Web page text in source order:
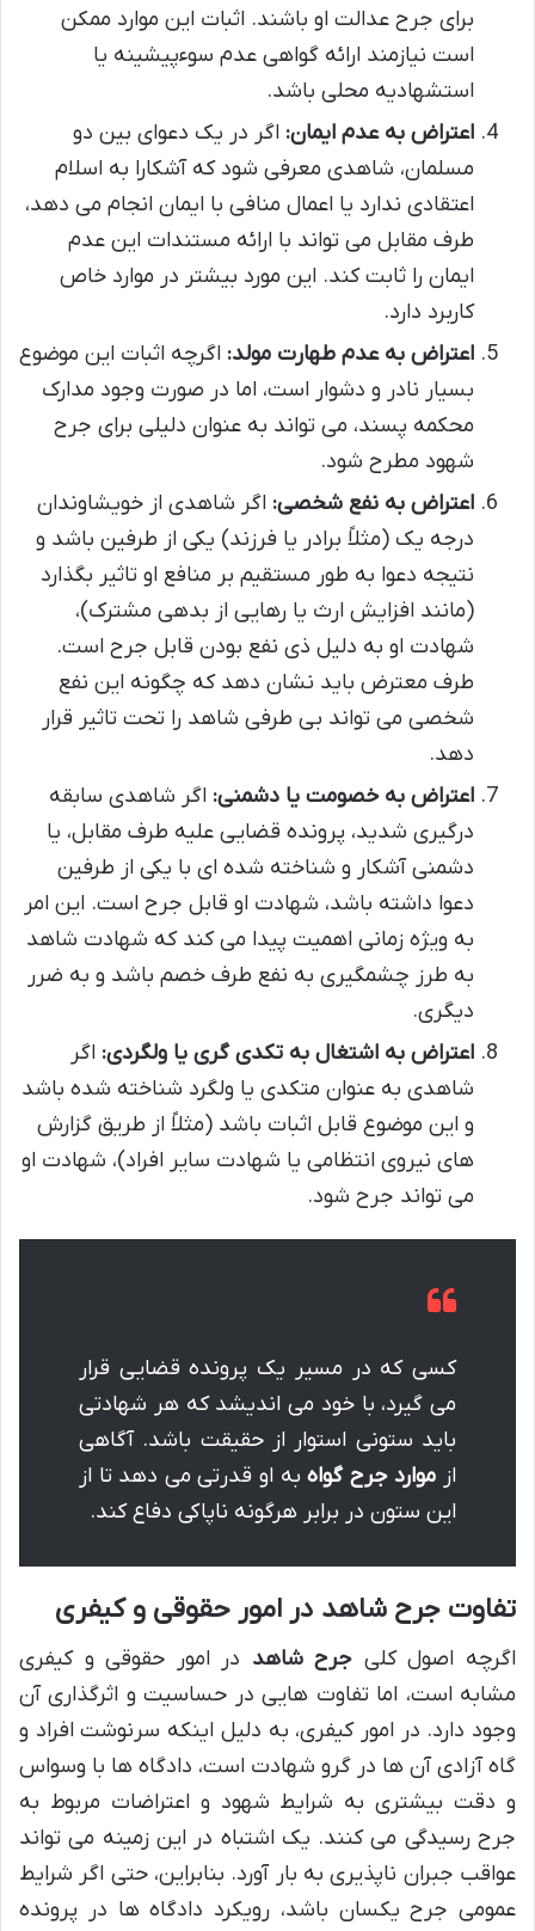
برای جرح عدالت او باشند. اثبات این موارد ممکن
است نیازمند ارائه گواهی عدم سوءپیشینه یا
استشهادیه محلی باشد.
اعتراض به عدم ایمان: اگر در یک دعوای بین دو
مسلمان، شاهدی معرفی شود که آشکارا به اسلام
اعتقادی ندارد یا اعمال منافی با ایمان انجام می دهد،
طرف مقابل می تواند با ارائه مستندات این عدم
ایمان را ثابت کند. این مورد بیشتر در موارد خاص
کاربرد دارد.
اعتراض به عدم طهارت مولد: اگرچه اثبات این موضوع
بسیار نادر و دشوار است، اما در صورت وجود مدارک
محکمه پسند، می تواند به عنوان دلیلی برای جرح
شهود مطرح شود.
اعتراض به نفع شخصی: اگر شاهدی از خویشاوندان
درجه یک (مثلاً برادر یا فرزند) یکی از طرفین باشد و
نتیجه دعوا به طور مستقیم بر منافع او تاثیر بگذارد
(مانند افزایش ارث یا رهایی از بدهی مشترک)،
شهادت او به دلیل ذی نفع بودن قابل جرح است.
طرف معترض باید نشان دهد که چگونه این نفع
شخصی می تواند بی طرفی شاهد را تحت تاثیر قرار
دهد.
اعتراض به خصومت یا دشمنی: اگر شاهدی سابقه
درگیری شدید، پرونده قضایی علیه طرف مقابل، یا
دشمنی آشکار و شناخته شده ای با یکی از طرفین
دعوا داشته باشد، شهادت او قابل جرح است. این امر
به ویژه زمانی اهمیت پیدا می کند که شهادت شاهد
به طرز چشمگیری به نفع طرف خصم باشد و به ضرر
دیگری.
اعتراض به اشتغال به تکدی گری یا ولگردی: اگر
شاهدی به عنوان متکدی یا ولگرد شناخته شده باشد
و این موضوع قابل اثبات باشد (مثلاً از طریق گزارش
های نیروی انتظامی یا شهادت سایر افراد)، شهادت او
می تواند جرح شود.
کسی که در مسیر یک پرونده قضایی قرار
می گیرد، با خود می اندیشد که هر شهادتی
باید ستونی استوار از حقیقت باشد. آگاهی
از موارد جرح گواهبه او قدرتی می دهد تا از
این ستون در برابر هرگونه ناپاکی دفاع کند.
تفاوت جرح شاهد در امور حقوقی و کیفری
اگرچه اصول کلی جرح شاهد در امور حقوقی و کیفری
مشابه است، اما تفاوت هایی در حساسیت و اثرگذاری آن
وجود دارد. در امور کیفری، به دلیل اینکه سرنوشت افراد و
گاه آزادی آن ها در گرو شهادت است، دادگاه ها با وسواس
و دقت بیشتری به شرایط شهود و اعتراضات مربوط به
جرح رسیدگی می کنند. یک اشتباه در این زمینه می تواند
عواقب جبران ناپذیری به بار آورد. بنابراین، حتی اگر شرایط
عمومی جرح یکسان باشد، رویکرد دادگاه ها در پرونده